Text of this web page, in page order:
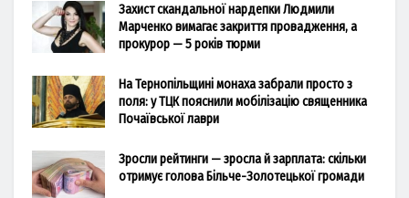
Захист скандальної нардепки Людмили
Марченко вимагає закриття провадження, а
прокурор — 5 років тюрми
На Тернопільщині монаха забрали просто з
поля: у ТЦК пояснили мобілізацію священника
Почаївської лаври
Зросли рейтинги — зросла й зарплата: скільки
отримує голова Більче-Золотецької громади